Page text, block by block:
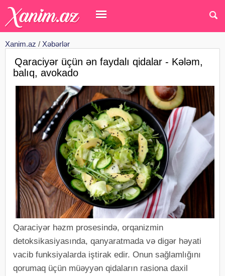
Xanim.az / Xəbərlər
Qaraciyər üçün ən faydalı qidalar - Kələm,
balıq, avokado
Qaraciyər həzm prosesində, orqanizmin
detoksikasiyasında, qanyaratmada və digər həyati
vacib funksiyalarda iştirak edir. Onun sağlamlığını
qorumaq üçün müəyyən qidaların rasiona daxil